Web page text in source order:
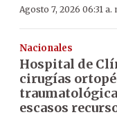
Agosto 7, 2026 06:31 a.
Nacionales
Hospital de
cirugías
escasos